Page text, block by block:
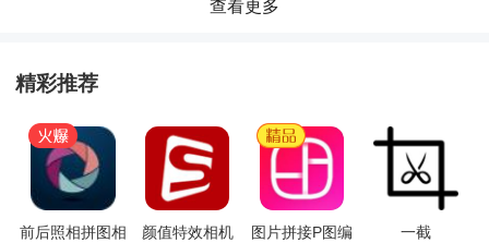
2)专为爱自拍的女生量身定制，满足用户的各种需求，
让用户瞬间爱上自己的照片。
查看更多
精彩推荐
前后照相拼图相
颜值特效相机
图片拼接P图编
一截